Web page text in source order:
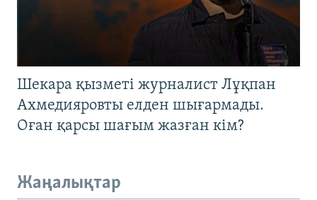
Шекара қызметі журналист Лұқпан
Ахмедияровты елден шығармады.
Оған қарсы шағым жазған кім?
Жаңалықтар